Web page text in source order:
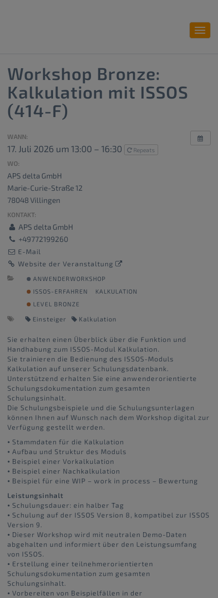
Workshop Bronze:
Kalkulation mit ISSOS
(414-F)
WANN:
17. Juli 2026 um 13:00 – 16:30 Repeats
WO:
APS delta GmbH
Marie-Curie-Straße 12
78048 Villingen
KONTAKT:
APS delta GmbH
+49772199260
E-Mail
Website der Veranstaltung
ANWENDERWORKSHOP
ISSOS-ERFAHREN
KALKULATION
LEVEL BRONZE
Einsteiger Kalkulation
Sie erhalten einen Überblick über die Funktion und
Handhabung zum ISSOS-Modul Kalkulation.
Sie trainieren die Bedienung des ISSOS-Moduls
Kalkulation auf unserer Schulungsdatenbank.
Unterstützend erhalten Sie eine anwenderorientierte
Schulungsdokumentation zum gesamten
Schulungsinhalt.
Die Schulungsbeispiele und die Schulungsunterlagen
können Ihnen auf Wunsch nach dem Workshop digital zur
Verfügung gestellt werden.
⦁ Stammdaten für die Kalkulation
⦁ Aufbau und Struktur des Moduls
⦁ Beispiel einer Vorkalkulation
⦁ Beispiel einer Nachkalkulation
⦁ Beispiel für eine WIP – work in process – Bewertung
Leistungsinhalt
⦁ Schulungsdauer: ein halber Tag
⦁ Schulung auf der ISSOS Version 8, kompatibel zur ISSOS
Version 9.
⦁ Dieser Workshop wird mit neutralen Demo-Daten
abgehalten und informiert über den Leistungsumfang
von ISSOS.
⦁ Erstellung einer teilnehmerorientierten
Schulungsdokumentation zum gesamten
Schulungsinhalt.
⦁ Vorbereiten von Beispielfällen in der